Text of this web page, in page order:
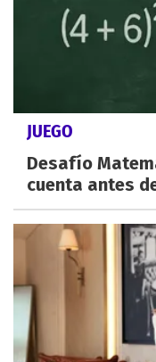
JUEGO
Desafío
cuenta antes